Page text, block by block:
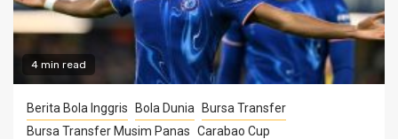
4 min read
Berita Bola Inggris Bola Dunia
Bursa Transfer
Bursa Transfer Musim Panas Carabao Cup